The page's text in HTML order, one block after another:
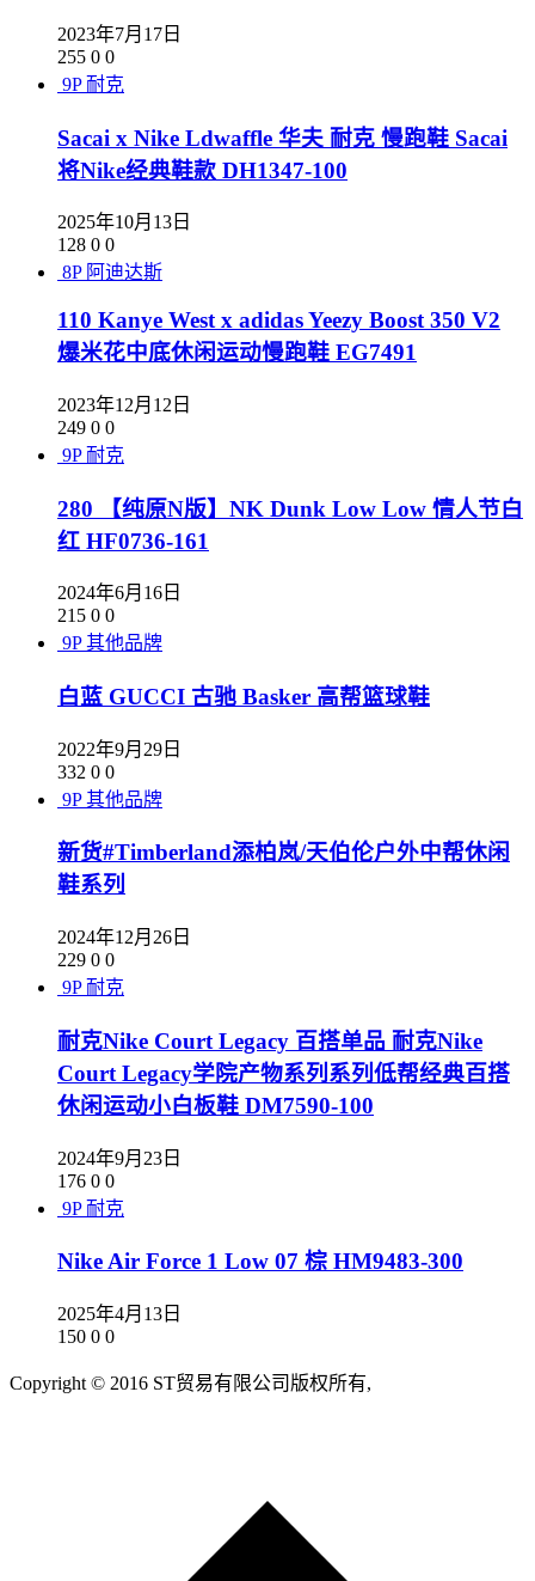
2023年7月17日
255 0 0
9P 耐克
Sacai x Nike Ldwaffle 华夫 耐克 慢跑鞋 Sacai
将Nike经典鞋款 DH1347-100
2025年10月13日
128 0 0
8P 阿迪达斯
110 Kanye West x adidas Yeezy Boost 350 V2
爆米花中底休闲运动慢跑鞋 EG7491
2023年12月12日
249 0 0
9P 耐克
280 【纯原N版】NK Dunk Low Low 情人节白
红 HF0736-161
2024年6月16日
215 0 0
9P 其他品牌
白蓝 GUCCI 古驰 Basker 高帮篮球鞋
2022年9月29日
332 0 0
9P 其他品牌
新货#Timberland添柏岚/天伯伦户外中帮休闲
鞋系列
2024年12月26日
229 0 0
9P 耐克
耐克Nike Court Legacy 百搭单品 耐克Nike
Court Legacy学院产物系列系列低帮经典百搭
休闲运动小白板鞋 DM7590-100
2024年9月23日
176 0 0
9P 耐克
Nike Air Force 1 Low 07 棕 HM9483-300
2025年4月13日
150 0 0
Copyright © 2016 ST贸易有限公司版权所有,